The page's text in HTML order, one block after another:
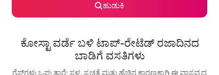
ಹುಡುಕಿ
ಕೋಸ್ಟಾ ವರ್ಡೆ ಬಳಿ ಟಾಪ್-ರೇಟೆಡ್ ರಜಾದಿನದ
ಬಾಡಿಗೆ ವಸತಿಗಳು
ಗೆಸ್ಟ್‌ಗಳು ಒಪ್ಪುತ್ತಾರೆ: ಸ್ಥಳ, ಸ್ವಚ್ಛತೆ ಮತ್ತು ಹೆಚ್ಚಿನ ಕಾರಣಕ್ಕಾಗಿ ಈ ವಾಸ್ತವ್ಯದ